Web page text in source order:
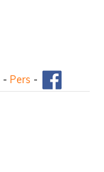
- Pers -